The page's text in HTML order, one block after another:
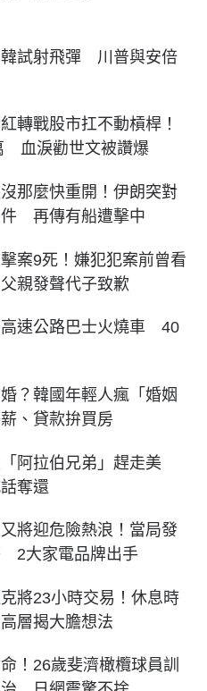
韓試射飛彈 川普與安倍
轉戰股市扛不動槓桿！
血淚勸世文被讚爆
那麼快重開！伊朗突對
件 再傳有船遭擊中
案9死！嫌犯犯案前曾看
親發聲代子致歉
高速公路巴士火燒車 40
？韓國年輕人瘋「婚姻
、貸款拚買房
阿拉伯兄弟」趕走美
奪還
將迎危險熱浪！當局發
2大家電品牌出手
將23小時交易！休息時
層揭大膽想法
！26歲斐濟橄欖球員訓